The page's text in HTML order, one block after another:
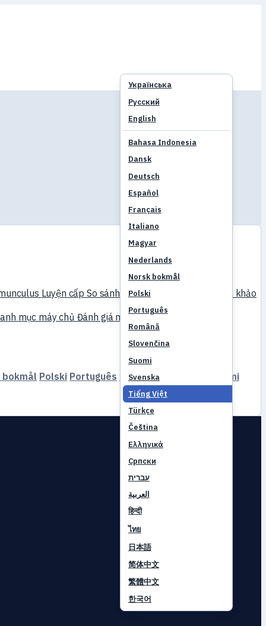
Українська
Русский
English
Bahasa Indonesia
Dansk
Deutsch
Español
Français
Italiano
Magyar
Nederlands
Norsk bokmål
Polski
Português
Română
Slovenčina
Suomi
Svenska
Tiếng Việt
Türkçe
Čeština
Ελληνικά
Српски
עברית
العربية
हिन्दी
ไทย
日本語
简体中文
繁體中文
한국어
Luyện cấp So sánh Cơ chế game
Tài liệu tham khảo
mục máy chủ Đánh giá máy chủĐối tác
bokmål Polski Português Română Slovenčina Suomi